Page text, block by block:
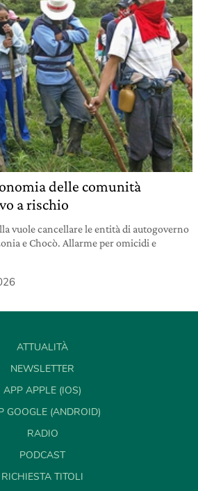
delle comunità
a rischio
vuole cancellare le entità di autogoverno
e Chocò. Allarme per omicidi e
ATTUALITÀ
NEWSLETTER
APP APPLE (IOS)
GOOGLE (ANDROID)
RADIO
PODCAST
RICHIESTA TITOLI